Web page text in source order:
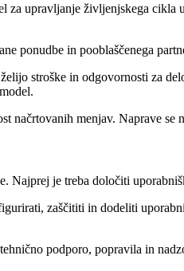
za upravljanje življenjskega
ponudbe in pooblaščenega
stroške in odgovornosti za
načrtovanih menjav. Naprave
Najprej je treba določiti
zaščititi in dodeliti
podporo, popravila in